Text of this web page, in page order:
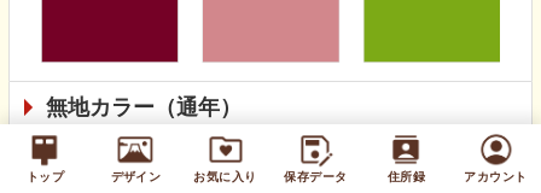
トップ デザイン お気に入り 保存データ 住所録 アカウント
無地カラー（通年）